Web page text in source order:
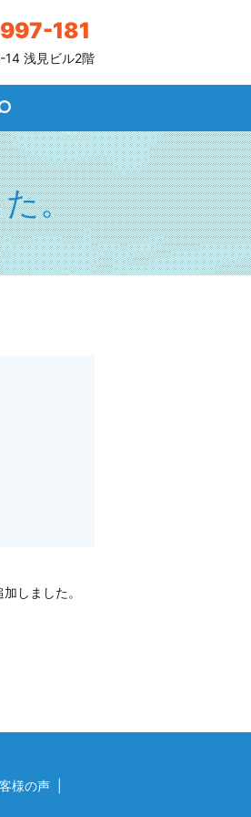
181
浅見ビル2階
search
。
しました。
様の声